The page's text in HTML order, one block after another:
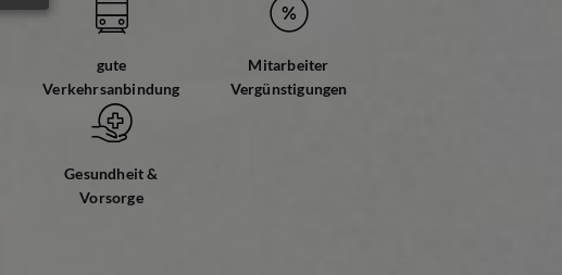
gute
Verkehrsanbindung
Mitarbeiter
Vergünstigungen
Gesundheit &
Vorsorge